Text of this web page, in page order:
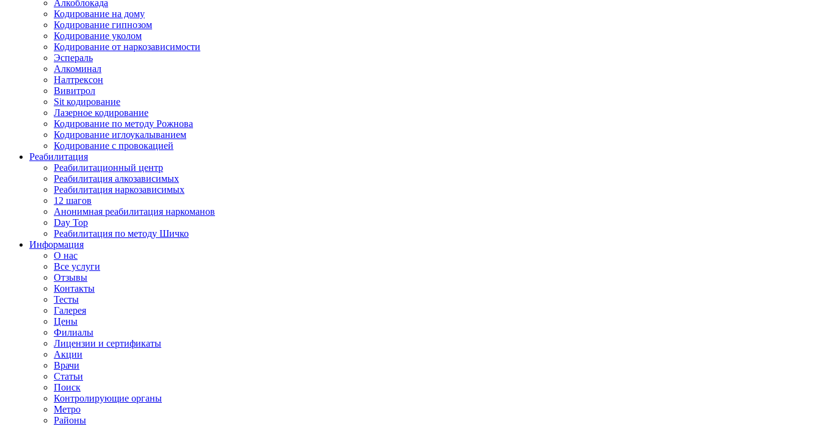
Алкоблокада
Кодирование на дому
Кодирование гипнозом
Кодирование уколом
Кодирование от наркозависимости
Эспераль
Алкоминал
Налтрексон
Вивитрол
Sit кодирование
Лазерное кодирование
Кодирование по методу Рожнова
Кодирование иглоукалыванием
Кодирование с провокацией
Реабилитация
Реабилитационный центр
Реабилитация алкозависимых
Реабилитация наркозависимых
12 шагов
Анонимная реабилитация наркоманов
Day Top
Реабилитация по методу Шичко
Информация
О нас
Все услуги
Отзывы
Контакты
Тесты
Галерея
Цены
Филиалы
Лицензии и сертификаты
Акции
Врачи
Статьи
Поиск
Контролирующие органы
Метро
Районы